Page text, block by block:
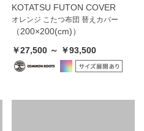
KOTATSU FUTON COVER
オレンジ こたつ布団 替えカバー
（200×200(cm)）
￥27,500 ～ ￥93,500